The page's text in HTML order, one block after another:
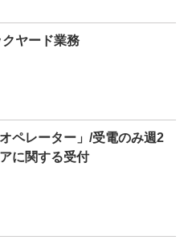
ヤード業務
ペレーター」/受電のみ週2
に関する受付